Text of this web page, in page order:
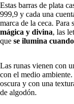
Estas barras de plata
999,9 y cada una
marca de la ceca. Para
mágica y divina, las
que se ilumina
Las runas vienen con
con el medio
oscura y con una
de algodón.